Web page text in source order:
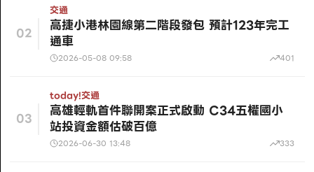
02
交通
高捷小港林園線第二階段發包 預計123年完工
通車
2026-05-08 09:58 401
03
today!交通
高雄輕軌首件聯開案正式啟動 C34五權國小
站投資金額估破百億
2026-06-30 13:48 333